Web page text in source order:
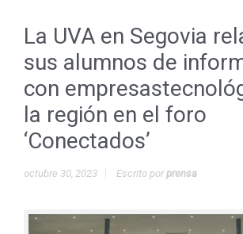
La UVA en Segovia
sus alumnos de
con
la región en el foro
‘Conectados’
octubre 30, 2023 Escrito porprensa